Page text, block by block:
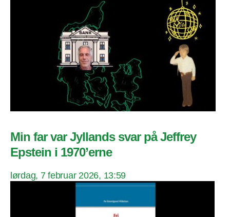
Min far var Jyllands svar på Jeffrey
Epstein i 1970’erne
lørdag, 7 februar 2026, 13:59